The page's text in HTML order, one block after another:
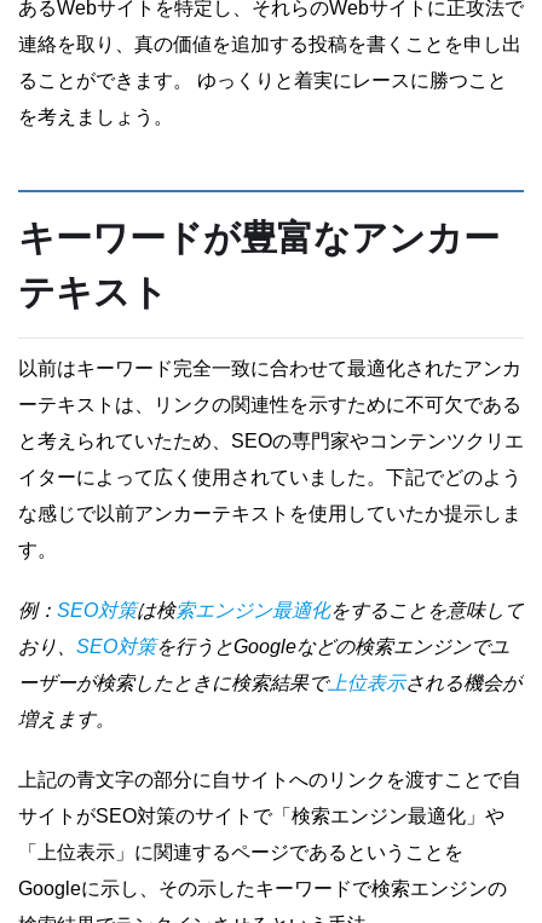
あるWebサイトを特定し、それらのWebサイトに正攻法で
連絡を取り、真の価値を追加する投稿を書くことを申し出
ることができます。 ゆっくりと着実にレースに勝つこと
を考えましょう。
キーワードが豊富なアンカー
テキスト
以前はキーワード完全一致に合わせて最適化されたアンカ
ーテキストは、リンクの関連性を示すために不可欠である
と考えられていたため、SEOの専門家やコンテンツクリエ
イターによって広く使用されていました。下記でどのよう
な感じで以前アンカーテキストを使用していたか提示しま
す。
例： SEO対策は検索エンジン最適化をすることを意味して
おり、 SEO対策を行うとGoogleなどの検索エンジンでユ
ーザーが検索したときに検索結果で上位表示される機会が
増えます。
上記の青文字の部分に自サイトへのリンクを渡すことで自
サイトがSEO対策のサイトで「検索エンジン最適化」や
「上位表示」に関連するページであるということを
Googleに示し、その示したキーワードで検索エンジンの